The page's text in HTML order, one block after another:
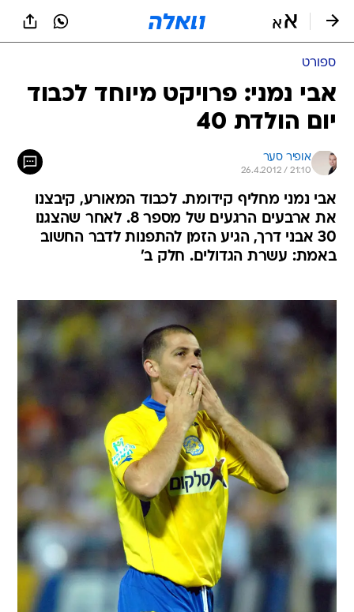
ספורט
אבי נמני: פרויקט מיוחד לכבוד
יום הולדת 40
אופיר סער
26.4.2012 / 21:10
אבי נמני מחליף קידומת. לכבוד המאורע, קיבצנו
את ארבעים הרגעים של מספר 8. לאחר שהצגנו
30 אבני דרך, הגיע הזמן להתפנות לדבר החשוב
באמת: עשרת הגדולים. חלק ב'